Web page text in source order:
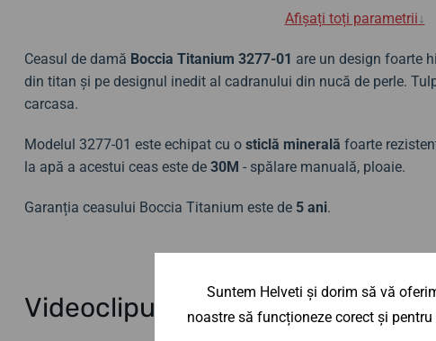
Afișați toți parametrii↓
Ceasul de damă Boccia Titanium 3277-01 are un design foarte
din titan și pe designul inedit al cadranului din nucă de perle.
carcasa.
Modelul 3277-01 este echipat cu o sticlă minerală foarte
la apă a acestui ceas este de 30M - spălare manuală, ploaie.
Garanția ceasului Boccia Titanium este de 5 ani.
Videoclipuri Boccia Titanium
Suntem Helveti și dorim să vă
noastre să funcționeze corect și